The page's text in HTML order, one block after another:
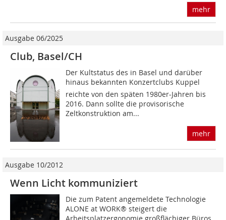
mehr
Ausgabe 06/2025
Club, Basel/CH
Der Kultstatus des in Basel und darüber
hinaus bekannten Konzertclubs Kuppel
reichte von den späten 1980er-Jahren bis
2016. Dann sollte die provisorische
Zeltkonstruktion am...
mehr
Ausgabe 10/2012
Wenn Licht kommuniziert
Die zum Patent angemeldete Technologie
ALONE at WORK® steigert die